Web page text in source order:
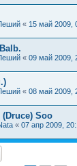
« 15 май 2009,
« 09 май 2009,
« 08 май 2009,
Soo
« 07 апр 2009,